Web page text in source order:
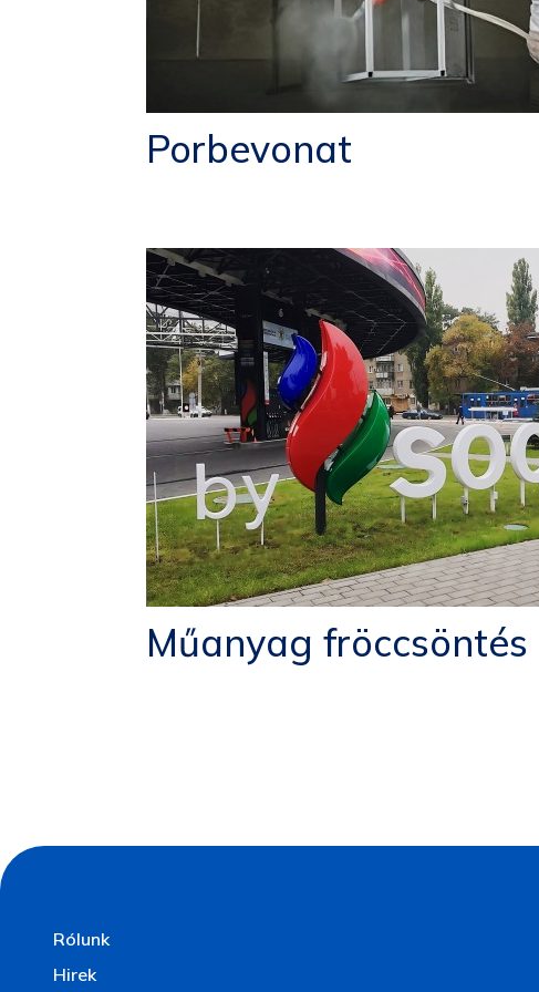
Porbevonat
Műanyag fröccsöntés
Rólunk
Hirek